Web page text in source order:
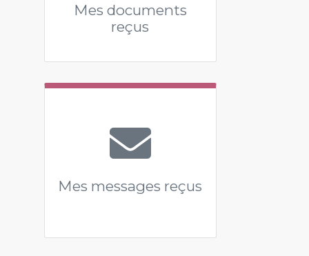
Mes documents
reçus
Mes messages reçus